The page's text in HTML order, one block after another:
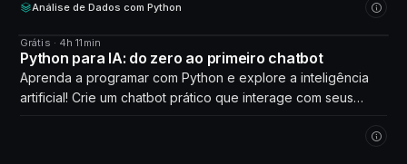
Análise de Dados com Python
CURSO
Grátis · 4h 11min
Python para IA: do zero ao primeiro chatbot
Aprenda a programar com Python e explore a inteligência
artificial! Crie um chatbot prático que interage com seus